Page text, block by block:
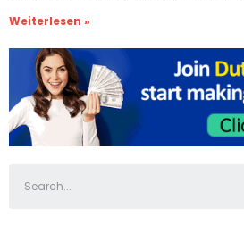
Weiterlesen »